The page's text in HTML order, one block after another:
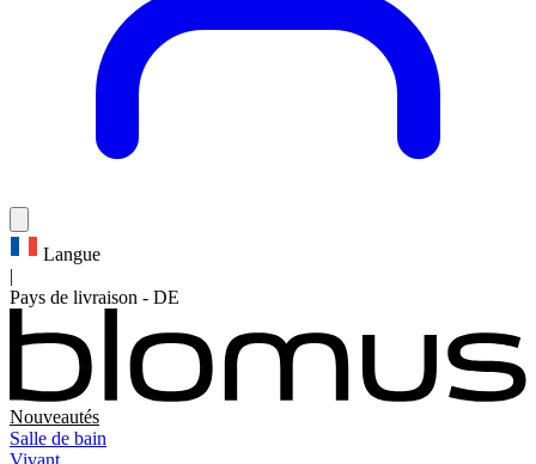
Langue
|
Pays de livraison - DE
Nouveautés
Salle de bain
Vivant